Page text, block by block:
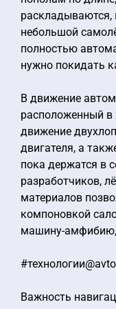
небольшой
полностью
нужно покидать
В движение
расположенный в
движение
двигателя, а
пока держатся в
разработчиков,
материалов
компоновкой
машину-амфибию,
Важность